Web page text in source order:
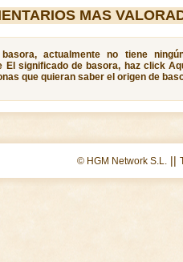
MAS
actualmente no tiene
El significado de basora, haz click
que quieran saber el origen de
© HGM Network S.L. ||